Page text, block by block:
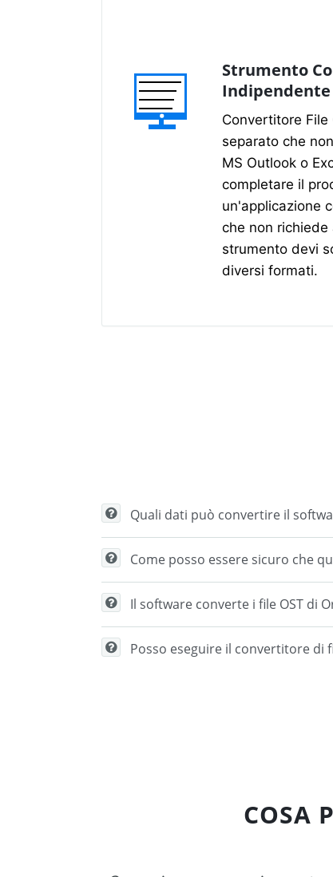
Strumento
Indipendente
Convertitore
separato che
MS Outlook o
completare il
un'applicazione
che non
strumento devi
diversi formati.
Quali dati può convertire il
Come posso essere sicuro che
Il software converte i file OST di
Posso eseguire il convertitore di
COSA